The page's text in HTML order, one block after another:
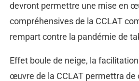
devront permettre une mise en
compréhensives de la CCLAT
rempart contre la pandémie de
Effet boule de neige, la
œuvre de la CCLAT permettra de